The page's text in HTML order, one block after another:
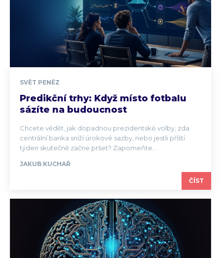
SVĚT PENĚZ
Predikční trhy: Když místo fotbalu
sázíte na budoucnost
Chcete vědět, jak dopadnou prezidentské volby, zda
centrální banka sníží úrokové sazby, nebo jestli příští
týden skutečně začne pršet? Zapomeňte...
JAKUB KUCHAŘ
ČÍST